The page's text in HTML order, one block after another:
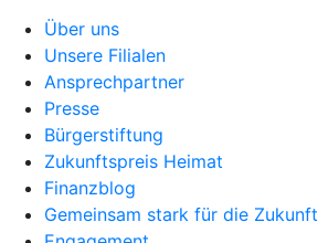
Über uns
Unsere Filialen
Ansprechpartner
Presse
Bürgerstiftung
Zukunftspreis Heimat
Finanzblog
Gemeinsam stark für die Zukunft